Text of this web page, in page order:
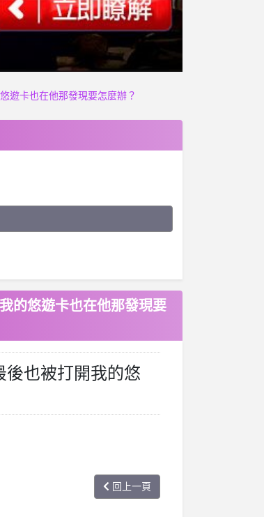
遊卡也在他那發現要怎麼辦？
的悠遊卡也在他那發現要
後也被打開我的悠
回上一頁